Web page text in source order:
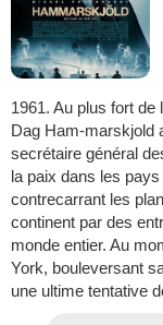
1961. Au plus fort
Dag Ham-marskjold
secrétaire général
la paix dans les
contrecarrant les
continent par des
monde entier. Au
York, bouleversant
une ultime tentative